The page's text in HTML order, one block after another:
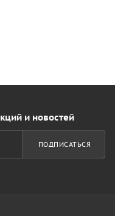
и новостей
ПОДПИСАТЬСЯ